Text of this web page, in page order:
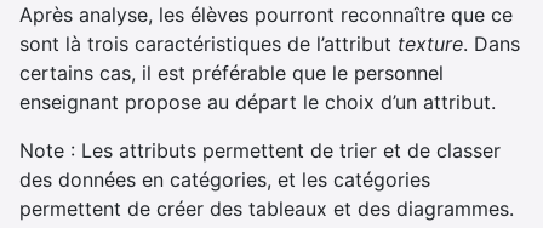
Après analyse, les élèves pourront reconnaître que ce
sont là trois caractéristiques de l’attribut texture. Dans
certains cas, il est préférable que le personnel
enseignant propose au départ le choix d’un attribut.
Note : Les attributs permettent de trier et de classer
des données en catégories, et les catégories
permettent de créer des tableaux et des diagrammes.